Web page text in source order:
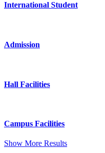
International Student
Admission
Hall Facilities
Campus Facilities
Show More Results